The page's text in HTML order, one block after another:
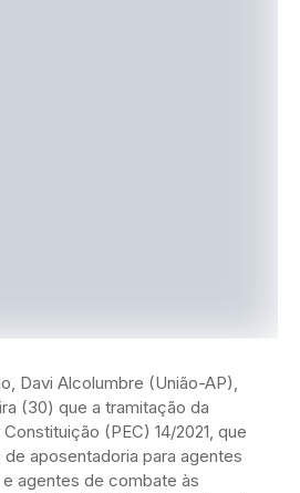
Davi Alcolumbre (União-AP),
(30) que a tramitação da
(PEC) 14/2021, que
aposentadoria para agentes
agentes de combate às